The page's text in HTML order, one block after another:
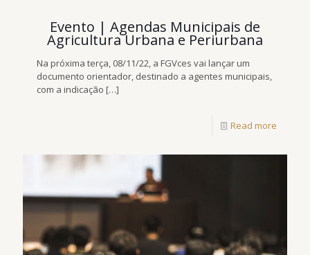
Evento | Agendas Municipais de
Agricultura Urbana e Periurbana
Na próxima terça, 08/11/22, a FGVces vai lançar um
documento orientador, destinado a agentes municipais,
com a indicação […]
Read more